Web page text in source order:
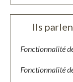
Ils
Fonctionnalité
Fonctionnalité